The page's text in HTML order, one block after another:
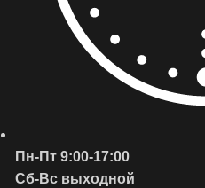
Пн-Пт 9:00-17:00
Сб-Вс выходной